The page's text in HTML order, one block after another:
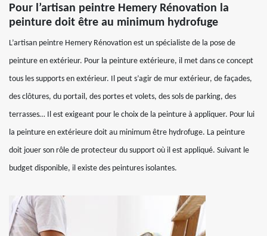
Pour l’artisan peintre Hemery Rénovation la
peinture doit être au minimum hydrofuge
L’artisan peintre Hemery Rénovation est un spécialiste de la pose de
peinture en extérieur. Pour la peinture extérieure, il met dans ce concept
tous les supports en extérieur. Il peut s’agir de mur extérieur, de façades,
des clôtures, du portail, des portes et volets, des sols de parking, des
terrasses… Il est exigeant pour le choix de la peinture à appliquer. Pour lui
la peinture en extérieure doit au minimum être hydrofuge. La peinture
doit jouer son rôle de protecteur du support où il est appliqué. Suivant le
budget disponible, il existe des peintures isolantes.